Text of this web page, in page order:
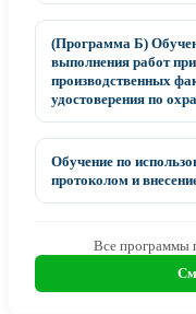
(Программа Б)
выполнения работ
производственных
удостоверения по
Обучение по
протоколом и
Все программы